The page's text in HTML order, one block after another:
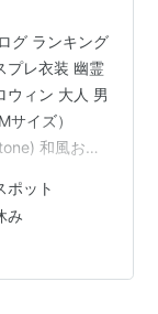
グ ランキング
プレ衣装 幽霊
ウィン 大人 男
イズ）
和風お面
コス
ョ ユニセッ
Amazon
ポット
み